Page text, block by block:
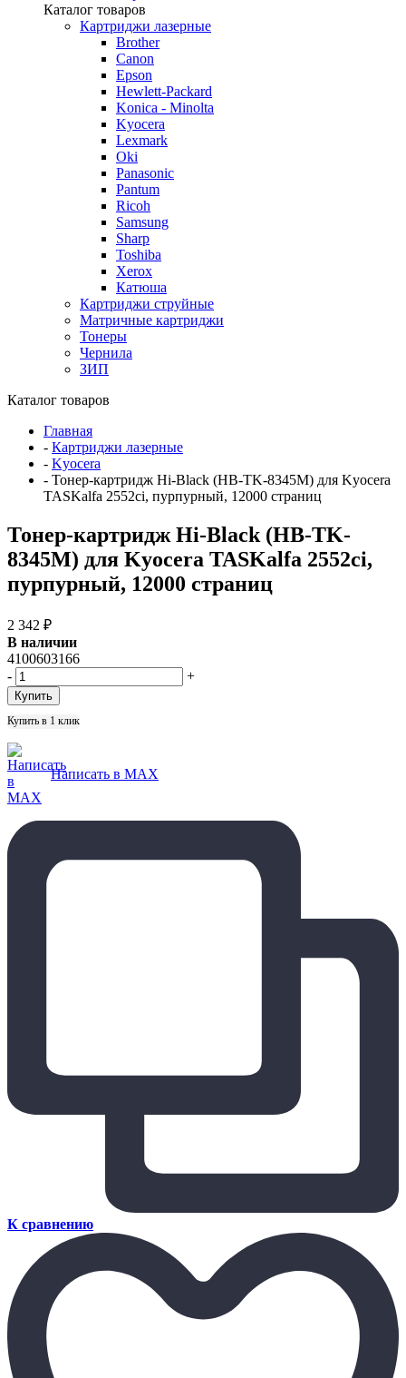
Каталог товаров
Картриджи лазерные
Brother
Canon
Epson
Hewlett-Packard
Konica - Minolta
Kyocera
Lexmark
Oki
Panasonic
Pantum
Ricoh
Samsung
Sharp
Toshiba
Xerox
Катюша
Картриджи струйные
Матричные картриджи
Тонеры
Чернила
ЗИП
Каталог товаров
Главная
- Картриджи лазерные
- Kyocera
- Тонер-картридж Hi-Black (HB-TK-8345M) для Kyocera
TASKalfa 2552ci, пурпурный, 12000 страниц
Тонер-картридж Hi-Black (HB-TK-
8345M) для Kyocera TASKalfa 2552ci,
пурпурный, 12000 страниц
2 342 ₽
В наличии
4100603166
-
+
Купить в 1 клик
Написать в MAX
К сравнению